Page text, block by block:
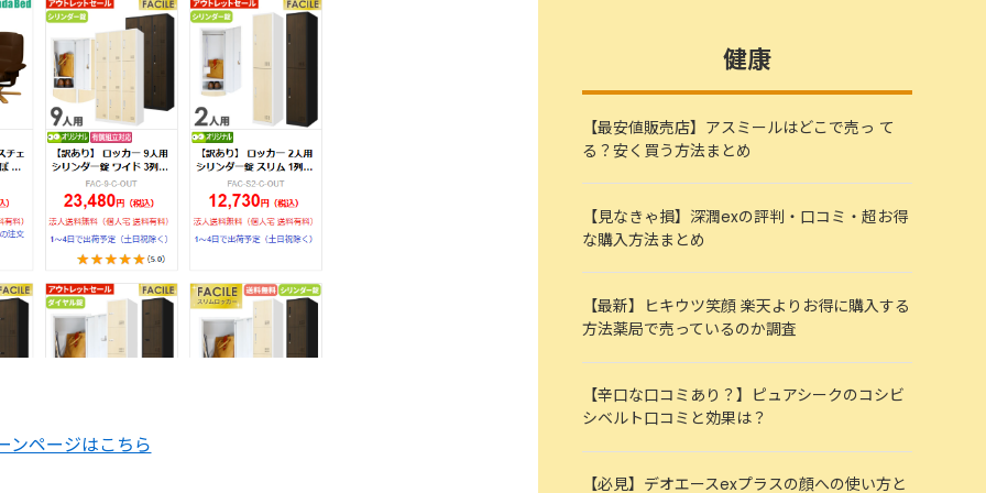
ンページはこちら
健康
【最安値販売店】アスミールはどこで売っ て
る？安く買う方法まとめ
【見なきゃ損】深潤exの評判・口コミ・超お得
な購入方法まとめ
【最新】ヒキウツ笑顔 楽天よりお得に購入する
方法薬局で売っているのか調査
【辛口な口コミあり？】ピュアシークのコシビ
シベルト口コミと効果は？
【必見】デオエースexプラスの顔への使い方と